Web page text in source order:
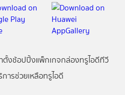
ตั้งช้อปปิ้งแพ็กเกจกล่องทรูไอดีทีวี
การช่วยเหลือทรูไอดี